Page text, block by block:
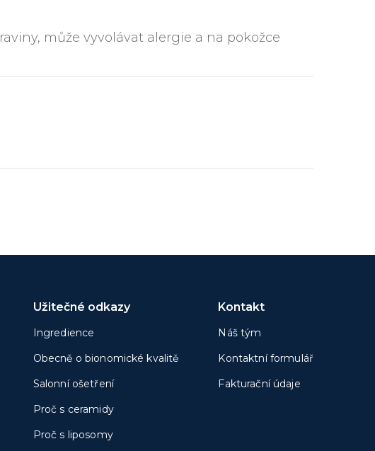
může vyvolávat alergie a na pokožce
Užitečné odkazy
Ingredience
Obecně o bionomické kvalitě
Salonní ošetření
Proč s ceramidy
Proč s liposomy
Kontakt
Náš tým
Kontaktní formulář
Fakturační údaje